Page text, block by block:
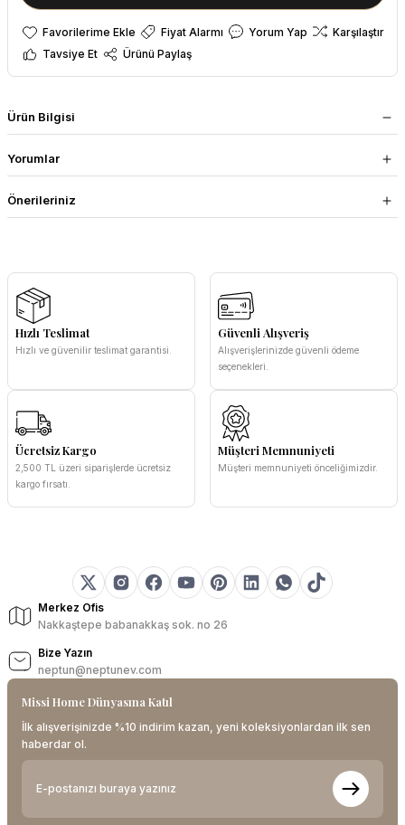
Fiyat Alarmı Yorum Yap
Karşılaştır
Tavsiye Et
Ürünü Paylaş
Ürün Bilgisi
Yorumlar
Önerileriniz
Hızlı Teslimat
Hızlı ve güvenilir teslimat garantisi.
Güvenli Alışveriş
Alışverişlerinizde güvenli ödeme
seçenekleri.
Ücretsiz Kargo
2,500 TL üzeri siparişlerde ücretsiz
kargo fırsatı.
Müşteri Memnuniyeti
Müşteri memnuniyeti önceliğimizdir.
Merkez Ofis
Nakkaştepe babanakkaş sok. no 26
Bize Yazın
neptun@neptunev.com
Missi Home Dünyasına Katıl
İlk alışverişinizde %10 indirim kazan, yeni koleksiyonlardan ilk sen
haberdar ol.